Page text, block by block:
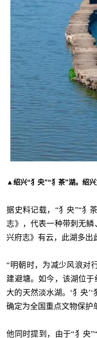
▲绍兴“犭央”“犭茶”湖。绍
据史料记载， “犭央”“犭
志》，代表一种带刺无
兴府志》有云，此湖多出
“明朝时，为减少风浪对
建避塘。如今，该湖位
大的天然淡水湖。‘犭央
确定为全国重点文物保护
他同时提到，由于“犭央